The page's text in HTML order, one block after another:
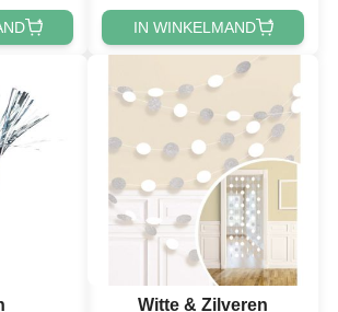
IN WINKELMAND
Witte & Zilveren